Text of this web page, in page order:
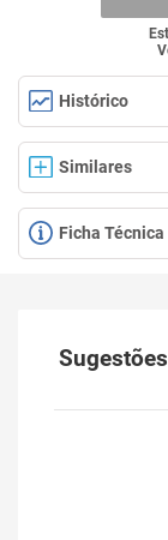
Histórico
Similares
Ficha Técnica
Sugestões